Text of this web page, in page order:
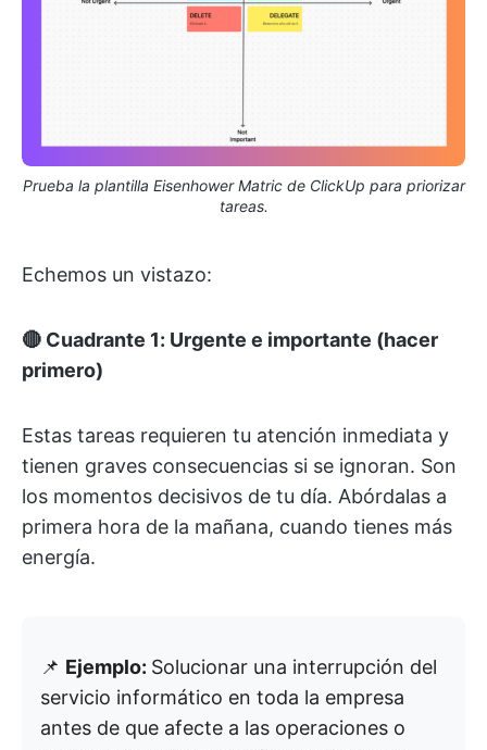
Prueba la plantilla Eisenhower Matric de ClickUp para priorizar
tareas.
Echemos un vistazo:
🔴 Cuadrante 1: Urgente e importante (hacer
primero)
Estas tareas requieren tu atención inmediata y
tienen graves consecuencias si se ignoran. Son
los momentos decisivos de tu día. Abórdalas a
primera hora de la mañana, cuando tienes más
energía.
📌 Ejemplo: Solucionar una interrupción del
servicio informático en toda la empresa
antes de que afecte a las operaciones o